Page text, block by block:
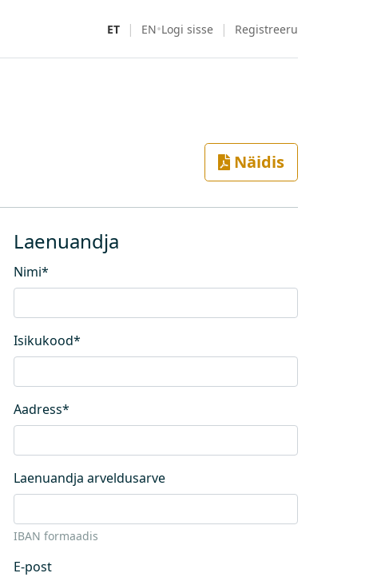
ET | EN•Logi sisse | Registreeru
Näidis
Laenuandja
Nimi*
Isikukood*
Aadress*
Laenuandja arveldusarve
IBAN formaadis
E-post